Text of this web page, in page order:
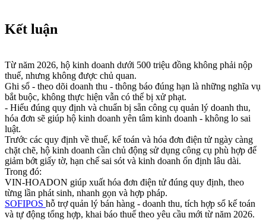
Kết luận
Từ năm 2026, hộ kinh doanh dưới 500 triệu đồng không phải nộp
thuế, nhưng không được chủ quan.
Ghi sổ - theo dõi doanh thu - thông báo đúng hạn là những nghĩa vụ
bắt buộc, không thực hiện vẫn có thể bị xử phạt.
- Hiểu đúng quy định và chuẩn bị sẵn công cụ quản lý doanh thu,
hóa đơn sẽ giúp hộ kinh doanh yên tâm kinh doanh - không lo sai
luật.
Trước các quy định về thuế, kế toán và hóa đơn điện tử ngày càng
chặt chẽ, hộ kinh doanh cần chủ động sử dụng công cụ phù hợp để
giảm bớt giấy tờ, hạn chế sai sót và kinh doanh ổn định lâu dài.
Trong đó:
VIN-HOADON giúp xuất hóa đơn điện tử đúng quy định, theo
từng lần phát sinh, nhanh gọn và hợp pháp.
SOFIPOS hỗ trợ quản lý bán hàng - doanh thu, tích hợp sổ kế toán
và tự động tổng hợp, khai báo thuế theo yêu cầu mới từ năm 2026.